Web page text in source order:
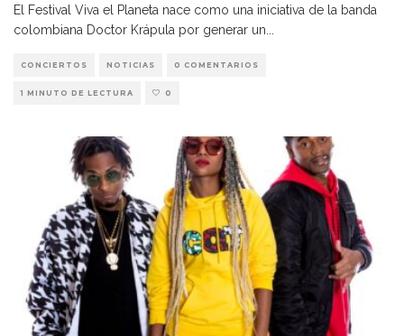
El Festival Viva el Planeta nace como una iniciativa de la banda
colombiana Doctor Krápula por generar un
CONCIERTOS NOTICIAS 0 COMENTARIOS
1 MINUTO DE LECTURA 0